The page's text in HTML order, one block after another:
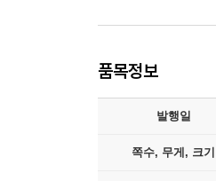
품목정보
발행일
쪽수, 무게, 크기